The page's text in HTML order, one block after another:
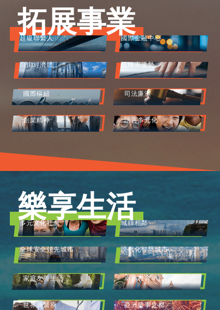
關於我們
常見問題
聯絡我們
EN 简
拓展事業
超級聯繫人 國際金融中心
自由經濟體 低稅率優勢
國際樞紐 司法廉潔
創業精神 語言多元化
樂享生活
多元文化社會 城綠相鄰
全球安全領先城市 現代化智慧城市
家庭友善生活 卓越教育
世界級醫療 亞洲盛事之都